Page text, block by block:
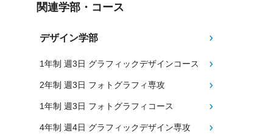
関連学部・コース
デザイン学部
1年制 週3日 グラフィックデザインコース
2年制 週3日 フォトグラフィ専攻
1年制 週3日 フォトグラフィコース
4年制 週4日 グラフィックデザイン専攻